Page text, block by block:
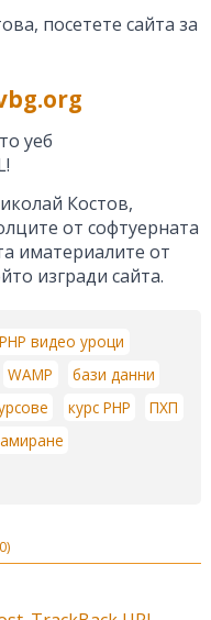
посетете сайта за
уеб
Костов,
от софтуерната
иматериалите от
изгради сайта.
PHP видео уроци
WAMP
бази данни
курс PHP
ПХП